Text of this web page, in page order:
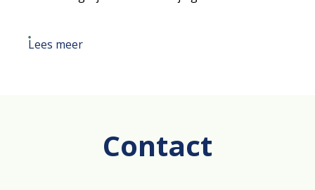
Lees meer
Contact